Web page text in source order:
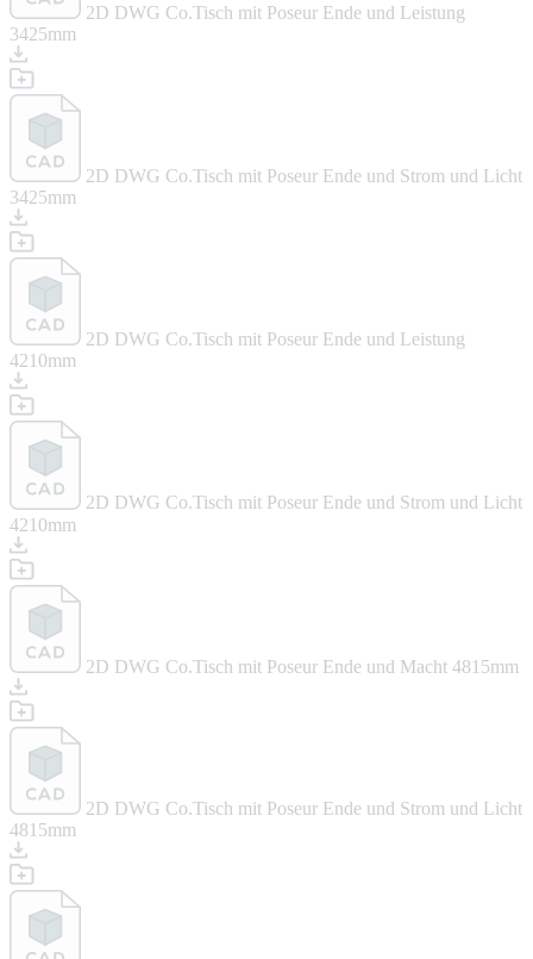
2D DWG Co.Tisch mit Poseur Ende und Leistung
3425mm
2D DWG Co.Tisch mit Poseur Ende und Strom und Licht
3425mm
2D DWG Co.Tisch mit Poseur Ende und Leistung
4210mm
2D DWG Co.Tisch mit Poseur Ende und Strom und Licht
4210mm
2D DWG Co.Tisch mit Poseur Ende und Macht 4815mm
2D DWG Co.Tisch mit Poseur Ende und Strom und Licht
4815mm